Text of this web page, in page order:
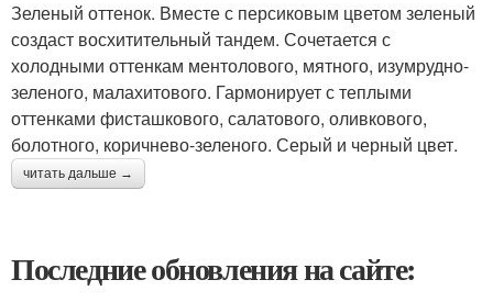
Зеленый оттенок. Вместе с персиковым цветом зеленый
создаст восхитительный тандем. Сочетается с
холодными оттенкам ментолового, мятного, изумрудно-
зеленого, малахитового. Гармонирует с теплыми
оттенками фисташкового, салатового, оливкового,
болотного, коричнево-зеленого. Серый и черный цвет.
читать дальше →
Последние обновления на сайте: